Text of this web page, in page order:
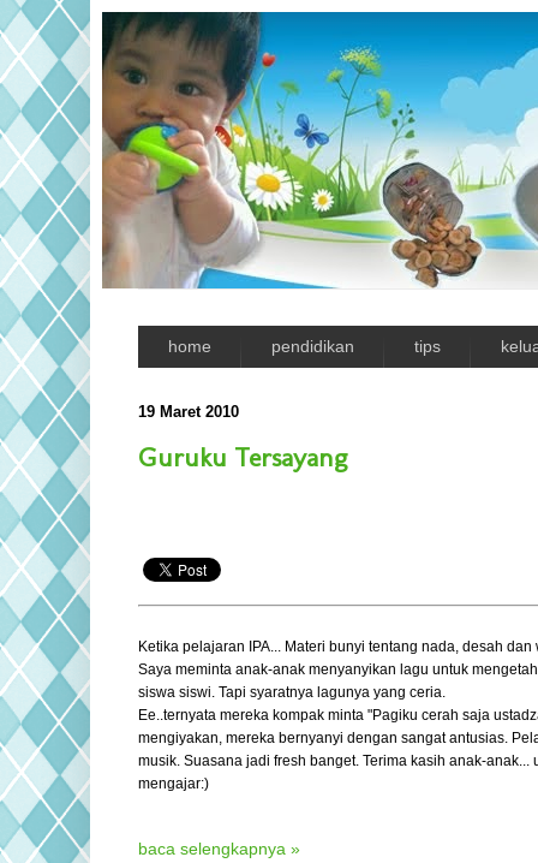
home pendidikan tips
19 Maret 2010
Guruku Tersayang
Ketika pelajaran IPA... Materi bunyi tentang nada, desah
Saya meminta anak-anak menyanyikan lagu untuk
siswa siswi. Tapi syaratnya lagunya yang ceria.
Ee..ternyata mereka kompak minta "Pagiku cerah saja
mengiyakan, mereka bernyanyi dengan sangat antusias.
musik. Suasana jadi fresh banget. Terima kasih anak-anak...
mengajar:)
baca selengkapnya »